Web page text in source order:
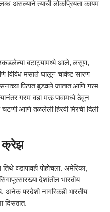
असल्याने त्याची लोकप्रियता कायम
उकडलेल्या बटाट्यामध्ये आले, लसूण,
विविध मसाले घालून चविष्ट सारण
पिठात बुडवले जातात आणि गरम
गरम वडा मऊ पावामध्ये ठेवून
आणि तळलेली हिरवी मिरची दिली
क्रेझ
वडापावही पोहोचला. अमेरिका,
देशांतील भारतीय
अनेक परदेशी नागरिकही भारतीय
दिसतात.